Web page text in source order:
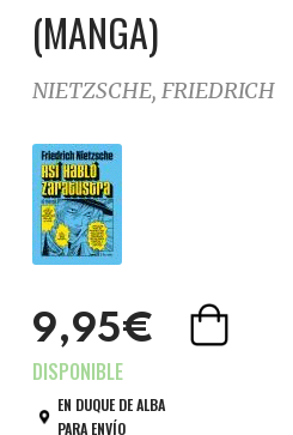
(MANGA)
NIETZSCHE, FRIEDRICH
9,95€
EN DUQUE DE ALBA
PARA ENVÍO